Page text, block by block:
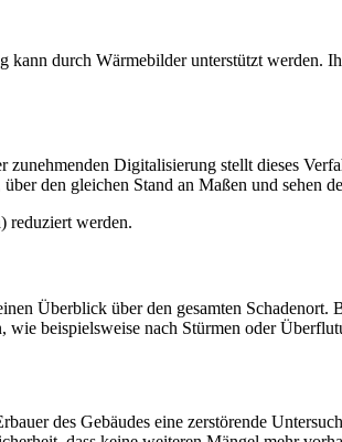
durch Wärmebilder unterstützt werden.
Digitalisierung stellt dieses
den gleichen Stand an Maßen und sehen
reduziert werden.
Überblick über den gesamten
beispielsweise nach Stürmen oder
des Gebäudes eine zerstörende